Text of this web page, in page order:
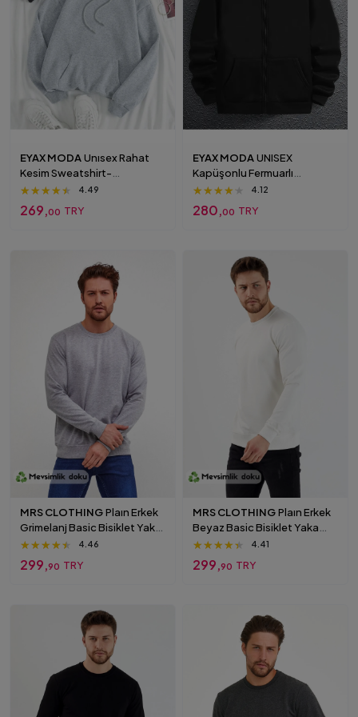
EYAX MODAUnısex Rahat
Kesim Sweatshirt-
Kapüşonlu Sweatshirt Gri
★★★★★
★★★★★
★★★★★ 4.49
269,00 TRY
EYAX MODAUNISEX
Kapüşonlu Fermuarlı
Sweatshirt Büyük Beden
Siyah
★★★★★
★★★★★
★★★★★ 4.12
280,00 TRY
MRS CLOTHINGPlaın Erkek
Grimelanj Basic Bisiklet Yaka
Ince Mevsimlik Sweatshirt Gri
★★★★★
★★★★★
★★★★★ 4.46
299,90 TRY
MRS CLOTHINGPlaın Erkek
Beyaz Basic Bisiklet Yaka
Ince Sweatshirt Beyaz
★★★★★
★★★★★
★★★★★ 4.41
299,90 TRY